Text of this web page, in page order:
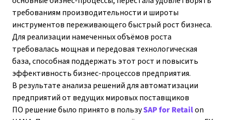
требованиям производительности и широты
инструментов переживающего быстрый рост бизнеса.
Для реализации намеченных объёмов роста
требовалась мощная и передовая технологическая
база, способная поддержать этот рост и повысить
эффективность бизнес-процессов предприятия.
В результате анализа решений для автоматизации
предприятий от ведущих мировых поставщиков
ПО решение было принято в пользуSAP for Retailon